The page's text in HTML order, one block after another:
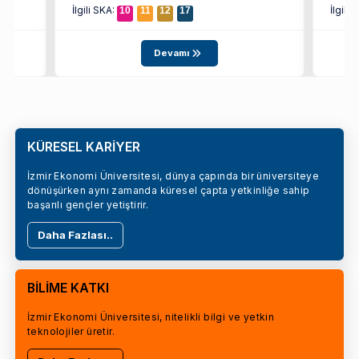
İlgili SKA: 10 11 12 17
Devamı
İlgili
KÜRESEL KARİYER
İzmir Ekonomi Üniversitesi, dünya çapında bir üniversiteye
dönüşürken aynı zamanda küresel çapta yetkinliğe sahip
başarılı gençler yetiştirir.
Daha Fazlası..
BİLİME KATKI
İzmir Ekonomi Üniversitesi, nitelikli bilgi ve yetkin
teknolojiler üretir.